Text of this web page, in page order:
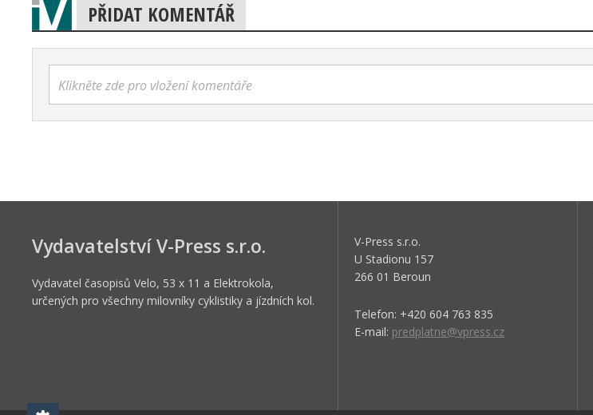
PŘIDAT KOMENTÁŘ
Klikněte zde pro vložení komentáře
Vydavatelství V-Press s.r.o.
Vydavatel časopisů Velo, 53 x 11 a Elektrokola,
určených pro všechny milovníky cyklistiky a jízdních kol.
V-Press s.r.o.
U Stadionu 157
266 01 Beroun
Telefon: +420 604 763 835
E-mail: predplatne@vpress.cz